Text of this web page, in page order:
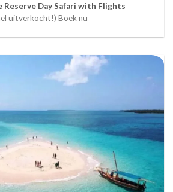
Reserve Day Safari with Flights
uitverkocht!) Boek nu